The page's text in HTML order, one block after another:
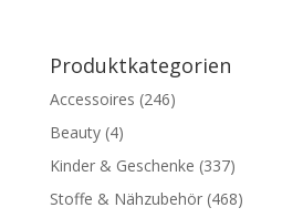
Produktkategorien
Accessoires (246)
Beauty (4)
Kinder & Geschenke (337)
Stoffe & Nähzubehör (468)